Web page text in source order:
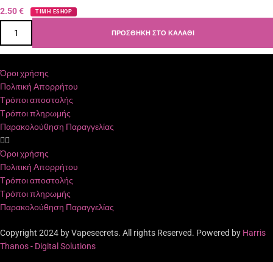
2.50€ ΤΙΜΗ ESHOP
ΠΡΟΣΘΉΚΗ ΣΤΟ ΚΑΛΆΘΙ
Όροι χρήσης
Πολιτική Απορρήτου
Τρόποι αποστολής
Τρόποι πληρωμής
Παρακολούθηση Παραγγελίας
Όροι χρήσης
Πολιτική Απορρήτου
Τρόποι αποστολής
Τρόποι πληρωμής
Παρακολούθηση Παραγγελίας
Copyright 2024 by Vapesecrets. All rights Reserved. Powered by Harris
Thanos - Digital Solutions